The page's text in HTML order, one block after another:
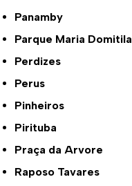
Panamby
Parque Maria Domitila
Perdizes
Perus
Pinheiros
Pirituba
Praça da Arvore
Raposo Tavares